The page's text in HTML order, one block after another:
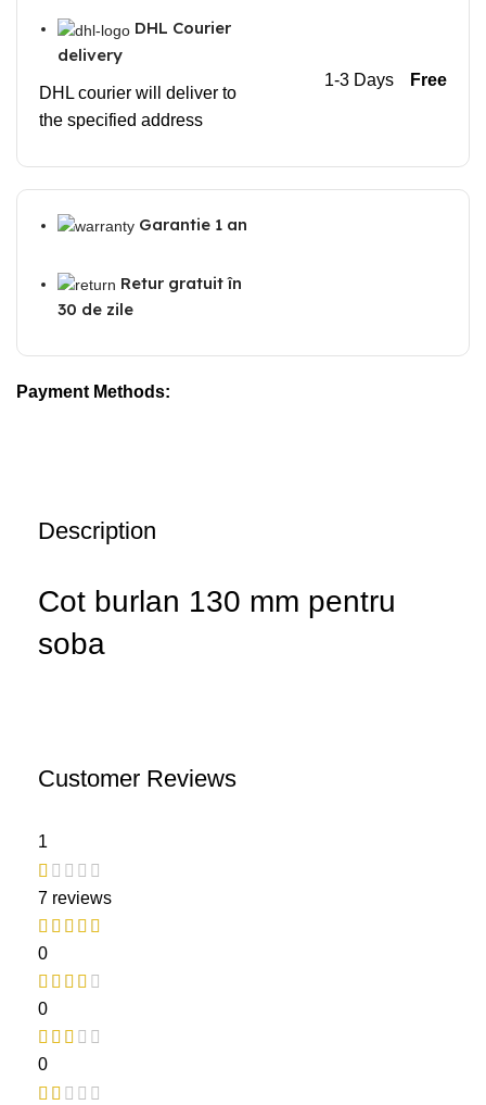
DHL Courier
delivery
DHL courier will deliver to
the specified address
1-3 Days Free
Garantie 1 an
Retur gratuit în
30 de zile
Payment Methods:
Description
Cot burlan 130 mm pentru
soba
Customer Reviews
1
7 reviews
0
0
0